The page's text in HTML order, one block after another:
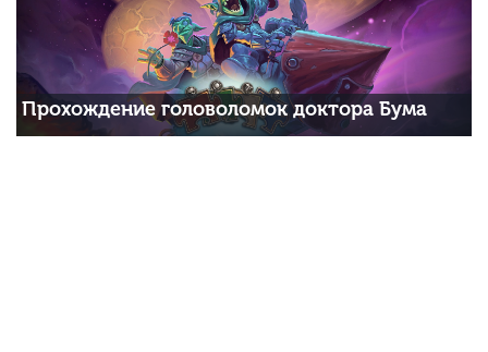
Прохождение головоломок доктора Бума